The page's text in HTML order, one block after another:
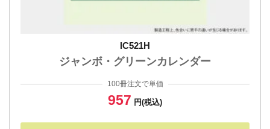
IC521H
ジャンボ・グリーンカレンダー
100冊注文で単価
957 円(税込)